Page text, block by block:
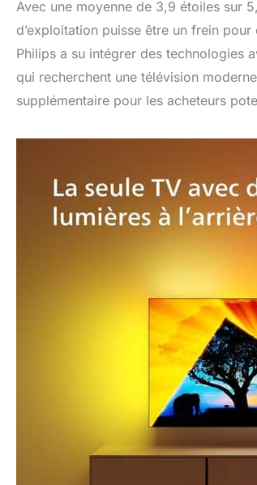
Avec une moyenne de 3,9 étoiles sur
d’exploitation puisse être un frein
Philips a su intégrer des technologies
qui recherchent une télévision
supplémentaire pour les acheteurs